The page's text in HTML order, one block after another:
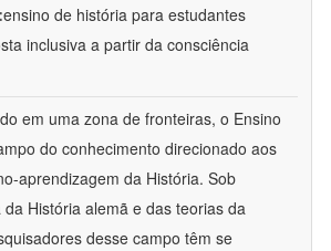
ensino de história para estudantes
inclusiva a partir da consciência
em uma zona de fronteiras, o Ensino
do conhecimento direcionado aos
aprendizagem da História. Sob
História alemã e das teorias da
desse campo têm se